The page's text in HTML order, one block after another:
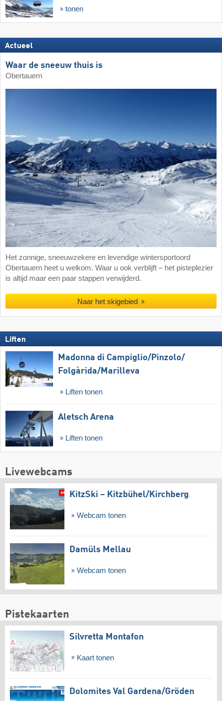
tonen
Actueel
Waar de sneeuw thuis is
Obertauern
Het zonnige, sneeuwzekere en levendige wintersportoord
Obertauern heet u welkom. Waar u ook verblijft – het pisteplezier
is altijd maar een paar stappen verwijderd.
Naar het skigebied
Liften
Madonna di Campiglio/​Pinzolo/​
Folgàrida/​Marilleva
Liften tonen
Aletsch Arena
Liften tonen
Livewebcams
KitzSki – Kitzbühel/​Kirchberg
Webcam tonen
Damüls Mellau
Webcam tonen
Pistekaarten
Silvretta Montafon
Kaart tonen
Dolomites Val Gardena/​Gröden